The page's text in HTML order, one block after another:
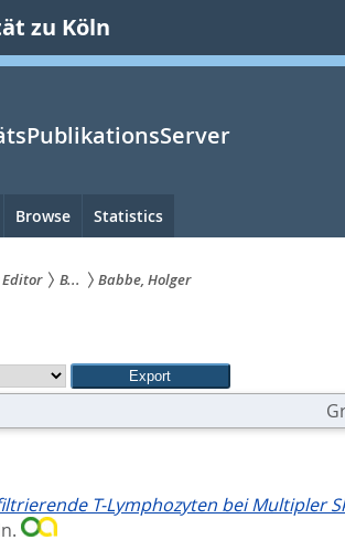
zu Köln
Browse Statistics
B... Babbe, Holger
T-Lymphozyten bei Multipler